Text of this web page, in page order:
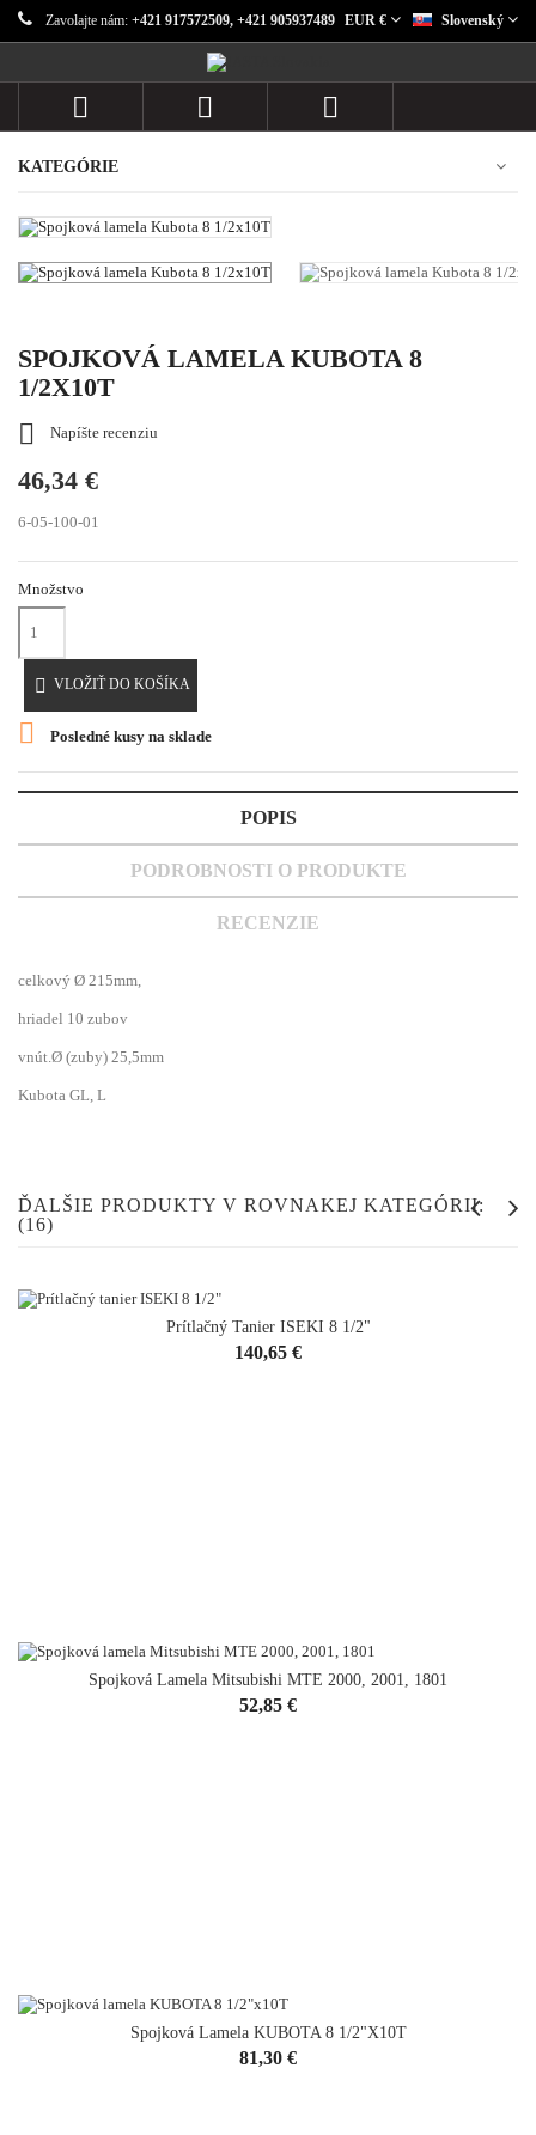
Zavolajte nám: +421 917572509, +421 905937489 Slovenský
EUR €
  
KATEGÓRIE
SPOJKOVÁ LAMELA KUBOTA 8
1/2X10T
 Napíšte recenziu
46,34 €
6-05-100-01
Množstvo
 VLOŽIŤ DO KOŠÍKA
 Posledné kusy na sklade
POPIS
PODROBNOSTI O PRODUKTE
RECENZIE
celkový Ø 215mm,
hriadel 10 zubov
vnút.Ø (zuby) 25,5mm
Kubota GL, L
ĎALŠIE PRODUKTY V ROVNAKEJ KATEGÓRII:
(16)
Prítlačný Tanier ISEKI 8 1/2"
Cena
140,65 €
Spojková Lamela Mitsubishi MTE 2000, 2001, 1801
Cena
52,85 €
Spojková Lamela KUBOTA 8 1/2"x10T
Cena
81,30 €